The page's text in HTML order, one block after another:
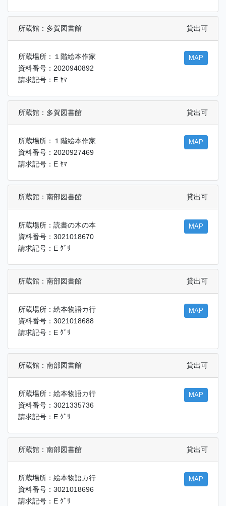
所蔵館：多賀図書館 貸出可
所蔵場所：１階絵本作家
資料番号：2020940892
請求記号：E ﾔﾏ
MAP
所蔵館：多賀図書館 貸出可
所蔵場所：１階絵本作家
資料番号：2020927469
請求記号：E ﾔﾏ
MAP
所蔵館：南部図書館 貸出可
所蔵場所：読書の木の本
資料番号：3021018670
請求記号：E ｸﾞﾘ
MAP
所蔵館：南部図書館 貸出可
所蔵場所：絵本物語カ行
資料番号：3021018688
請求記号：E ｸﾞﾘ
MAP
所蔵館：南部図書館 貸出可
所蔵場所：絵本物語カ行
資料番号：3021335736
請求記号：E ｸﾞﾘ
MAP
所蔵館：南部図書館 貸出可
所蔵場所：絵本物語カ行
資料番号：3021018696
請求記号：E ｸﾞﾘ
MAP